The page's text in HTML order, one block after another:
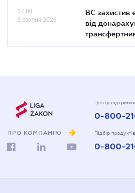
17.00
5 серпня 2026
ВС захистив
від
ПРО КОМПАНІЮ
Центр
0-800-
Підбір
0-800-